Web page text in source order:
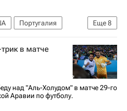
Еще8
Португалия
Интер
в матче
над "Аль-Холудом" в матче 29-го
Аравии по футболу.